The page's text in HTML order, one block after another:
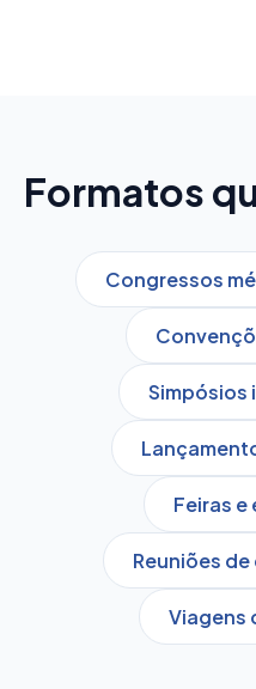
Formatos
Congressos
Simpósios
Feiras
Reuniões
Viagens